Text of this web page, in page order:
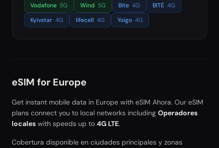
Vodafone 5G Wind 5G Bite 4G BITĖ 4G
Kyivstar 4G lifecell 4G Yoigo 4G
eSIM for Europe
Get instant mobile data in Europe with eSIM Ahora. Our eSIM
plans connect you to local networks including Operadores
locales with speeds up to 4G LTE.
Cobertura disponible en ciudades principales y zonas